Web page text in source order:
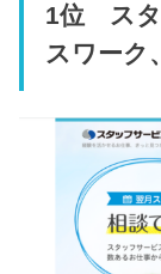
1位 スタ
スワーク